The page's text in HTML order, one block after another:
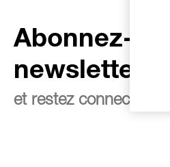
Abonnez-
newsletter
et restez connecté à